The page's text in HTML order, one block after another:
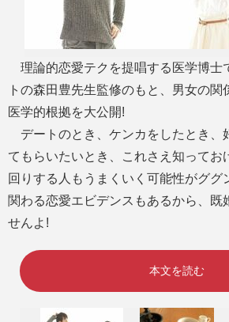
理論的恋愛テクを提唱する医学博士
トの森田豊先生監修のもと、男女の関
医学的根拠を大公開!
デートのとき、ケンカをしたとき、
てもらいたいとき、これさえ知ってお
回りする人もうまくいく可能性がグ
関わる恋愛エビデンスもあるから、既
せんよ!
本文を読む